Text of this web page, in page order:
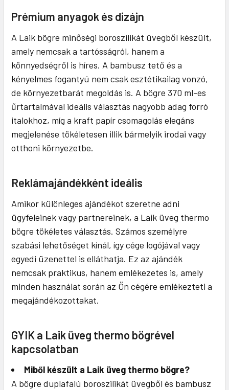
Prémium anyagok és dizájn
A Laik bögre minőségi boroszilikát üvegből készült,
amely nemcsak a tartósságról, hanem a
könnyedségről is híres. A bambusz tető és a
kényelmes fogantyú nem csak esztétikailag vonzó,
de környezetbarát megoldás is. A bögre 370 ml-es
űrtartalmával ideális választás nagyobb adag forró
italokhoz, míg a kraft papír csomagolás elegáns
megjelenése tökéletesen illik bármelyik irodai vagy
otthoni környezetbe.
Reklámajándékként ideális
Amikor különleges ajándékot szeretne adni
ügyfeleinek vagy partnereinek, a Laik üveg thermo
bögre tökéletes választás. Számos személyre
szabási lehetőséget kínál, így cége logójával vagy
egyedi üzenettel is elláthatja. Ez az ajándék
nemcsak praktikus, hanem emlékezetes is, amely
minden használat során az Ön cégére emlékezteti a
megajándékozottakat.
GYIK a Laik üveg thermo bögrével
kapcsolatban
Miből készült a Laik üveg thermo bögre?
A bögre duplafalú boroszilikát üvegből és bambusz